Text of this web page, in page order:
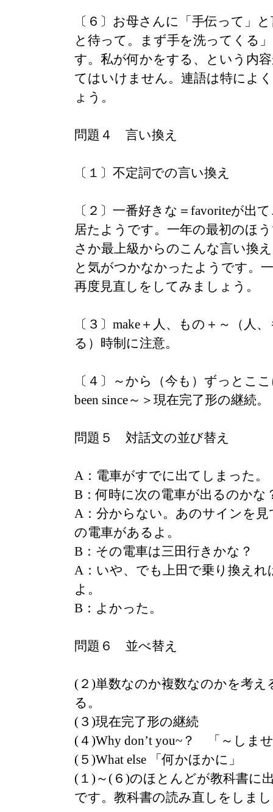
〔６〕お母さんに「手伝って」
と待って。まず手を洗ってくる
す。私が何かをする、という内
てはいけません。連語は特によ
ょう。
問題４ 言い換え
〔１〕不定詞での言い換え
〔２〕一番好きな＝favoriteが出
居たようです。一年の最初のほ
さか最上級からのこんな言い換
と気がつかなかったようです。
再度見直しをしてみましょう。
〔３〕make＋人、もの＋～（人
る）時制に注意。
〔４〕～から（今も）ずっとここ
been since～＞現在完了形の継続。
問題５ 対話文の並び替え
A：電車がすでに出てしまった。
B：何時に次の電車が出るのかな
A：分からない。あのサインを
の電車があるよ。
B：その電車は三田行きかな？
A：いや、でも上田で乗り換えれ
よ。
B：よかった。
問題６ 並べ替え
(２)単数なのか複数なのかを考え
る。
(３)現在完了形の継続
(４)Why don’t you~？ 「～しま
(５)What else 「何かほかに」
(１)～(６)のほとんどが教科書に
です。教科書の読み直しをしま